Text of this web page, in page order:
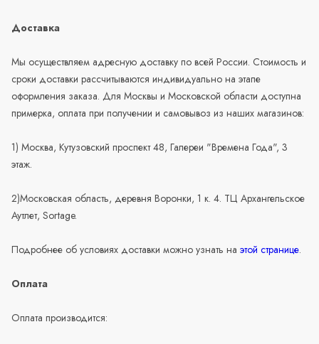
Доставка
Мы осуществляем адресную доставку по всей России. Стоимость и
сроки доставки рассчитываются индивидуально на этапе
оформления заказа. Для Москвы и Московской области доступна
примерка, оплата при получении и самовывоз из наших магазинов:
1) Москва, Кутузовский проспект 48, Галереи "Времена Года", 3
этаж.
2)Московская область, деревня Воронки, 1 к. 4. ТЦ Архангельское
Аутлет, Sortage.
Подробнее об условиях доставки можно узнать на этой странице.
Оплата
Оплата производится: